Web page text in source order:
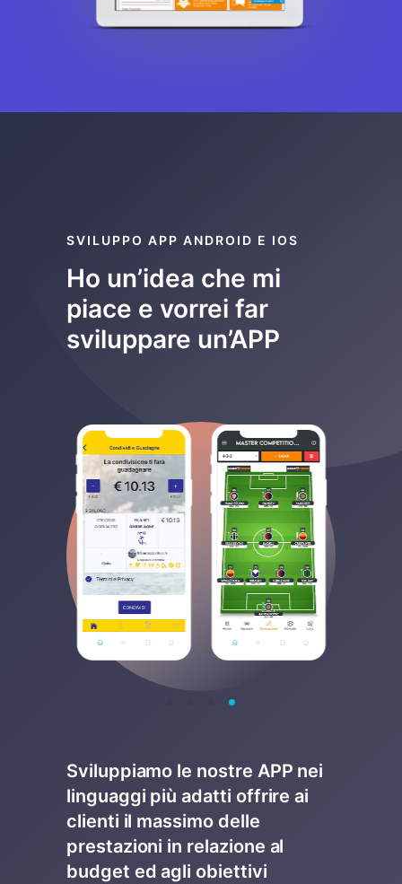
SVILUPPO APP ANDROID E IOS
Ho un’idea che mi
piace e vorrei far
sviluppare un’APP
Sviluppiamo le nostre APP nei
linguaggi più adatti offrire ai
clienti il massimo delle
prestazioni in relazione al
budget ed agli obiettivi